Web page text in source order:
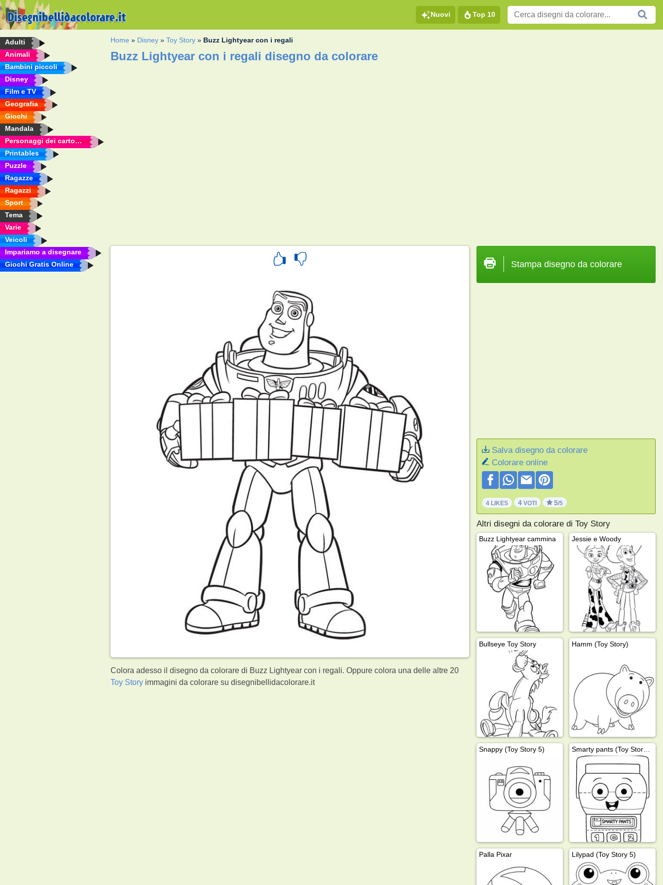
Nuovi Top 10
Adulti
Animali
Bambini piccoli
Disney
Film e TV
Geografia
Giochi
Mandala
Personaggi dei cartoni animati
Printables
Puzzle
Ragazze
Ragazzi
Sport
Tema
Varie
Veicoli
Impariamo a disegnare
Giochi Gratis Online
Home » Disney »Toy Story » Buzz Lightyear con i regali
Buzz Lightyear con i regali disegno da colorare
Colora adesso il disegno da colorare di Buzz Lightyear con i regali. Oppure colora una delle altre 20
Toy Story immagini da colorare su disegnibellidacolorare.it
Stampa disegno da colorare
Salva disegno da colorare
Colorare online
4 LIKES 4VOTI 5/5
Altri disegni da colorare di Toy Story
Buzz Lightyear cammina Jessie e Woody
Bullseye Toy Story Hamm (Toy Story)
Snappy (Toy Story 5) Smarty pants (Toy Story 5)
Palla Pixar Lilypad (Toy Story 5)